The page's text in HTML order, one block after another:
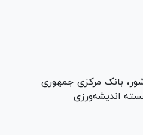
بانک مرکزی جمهوری
اندیشه‌ورزی